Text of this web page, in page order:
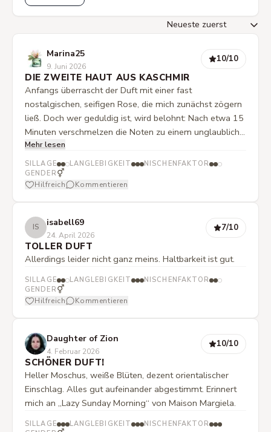
Marina25
9. Juni 2026
10/10
DIE ZWEITE HAUT AUS KASCHMIR
Anfangs überrascht der Duft mit einer fast
nostalgischen, seifigen Rose, die mich zunächst zögern
ließ. Doch wer geduldig ist, wird belohnt: Nach etwa 15
Minuten verschmelzen die Noten zu einem unglaublich
runden, anschmiegsamen Gesamtbild. Es duftet nach
purer Eleganz und Geborgenheit, wie ein weicher
Pullover an einem kühlen Herbsttag. Ein Duft, der nicht
laut schreit, sondern eins mit der Trägerin wird. Ich kann
gar nicht aufhören, an meinem Arm zu riechen!
Mehr lesen
SILLAGE LANGLEBIGKEIT
NISCHENFAKTOR
GENDER ⚥
Hilfreich Kommentieren
IS isabell69
24. April 2026
7/10
TOLLER DUFT
Allerdings leider nicht ganz meins. Haltbarkeit ist gut.
SILLAGE LANGLEBIGKEIT
NISCHENFAKTOR
GENDER ⚥
Hilfreich Kommentieren
Daughter of Zion
4. Februar 2026
10/10
SCHÖNER DUFT!
Heller Moschus, weiße Blüten, dezent orientalischer
Einschlag. Alles gut aufeinander abgestimmt. Erinnert
mich an „Lazy Sunday Morning“ von Maison Margiela.
SILLAGE LANGLEBIGKEIT
NISCHENFAKTOR